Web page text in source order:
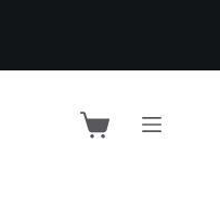
Shopping